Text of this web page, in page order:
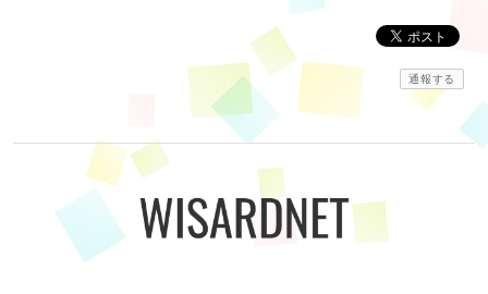
通報する